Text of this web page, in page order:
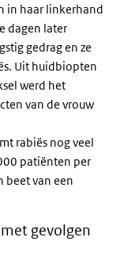
in haar linkerhand
dagen later
gedrag en ze
Uit huidbiopten
werd het
van de vrouw
rabiës nog veel
patiënten per
beet van een
link)
gevolgen